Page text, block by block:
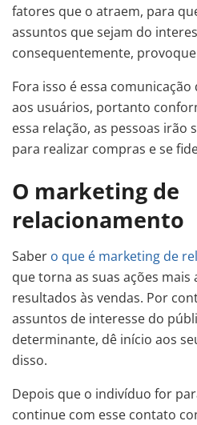
fatores que o atraem, para
assuntos que sejam do
consequentemente,
Fora isso é essa
aos usuários, portanto
essa relação, as pessoas irão
para realizar compras e se
O marketing de
relacionamento
Saber o que é marketing de
que torna as suas ações mais
resultados às vendas. Por
assuntos de interesse do
determinante, dê início aos
disso.
Depois que o indivíduo for
continue com esse contato